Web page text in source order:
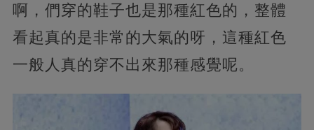
啊，們穿的鞋子也是那種紅色的，整體
看起真的是非常的大氣的呀，這種紅色
一般人真的穿不出來那種感覺呢。